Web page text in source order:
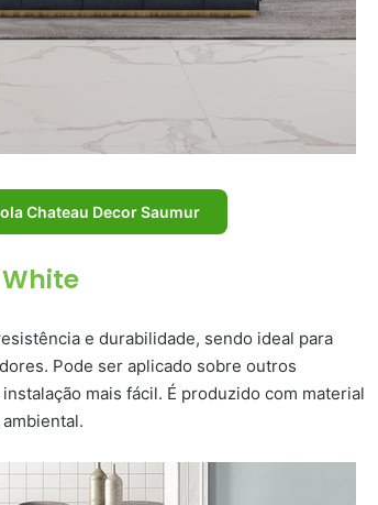
Chateau Decor Saumur
e durabilidade, sendo ideal para
Pode ser aplicado sobre outros
mais fácil. É produzido com material